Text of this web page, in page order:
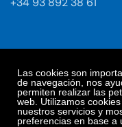
Las cookies son
de navegación, nos
permiten realizar las
web. Utilizamos
nuestros servicios y
preferencias en base a
Legal Notice
Privacy
Privacy Policy Social